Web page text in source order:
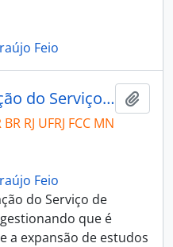
Feio
Relatório sobre a criação do Serviço de Biogeografia e Ecologia
RJ UFRJ FCC MN
Feio
do Serviço de
que é
a expansão de estudos